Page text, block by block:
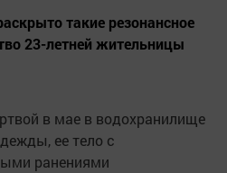
такие резонансное
23-летней жительницы
в мае в водохранилище
ее тело с
ранениями